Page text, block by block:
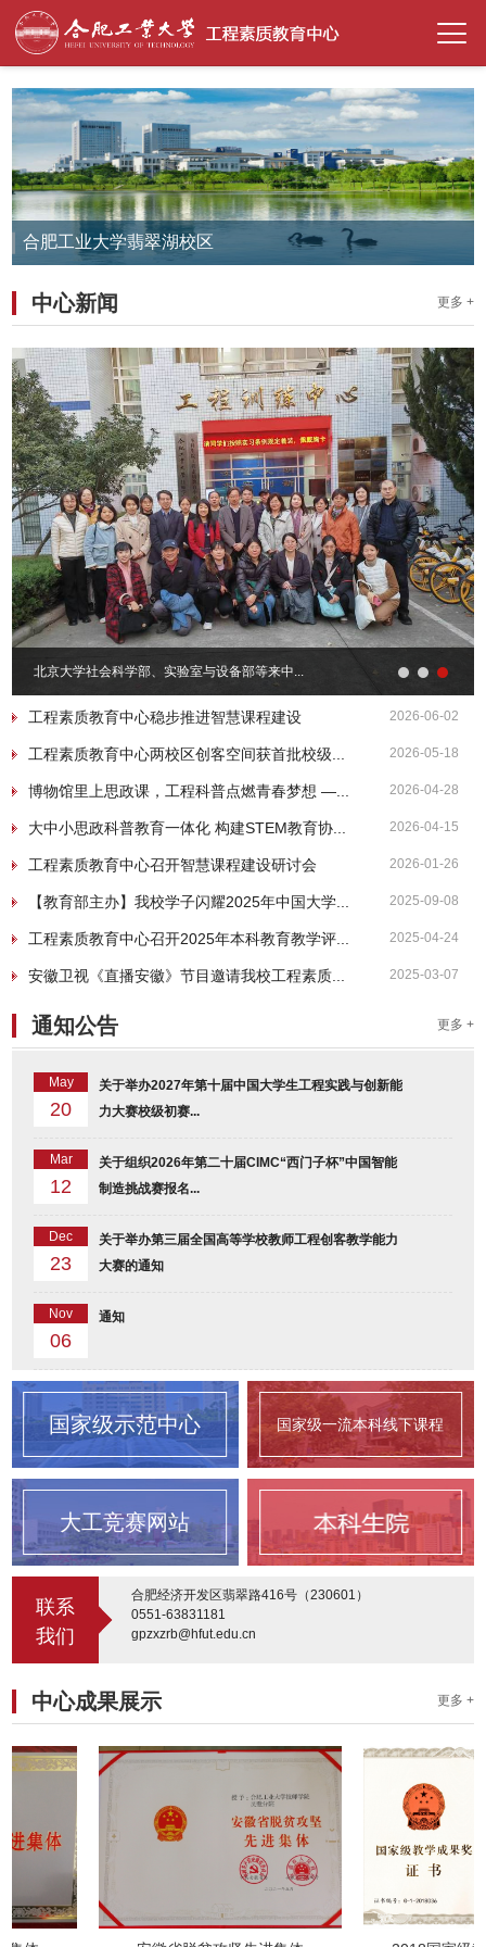
合肥工业大学翡翠湖校区
中心新闻 更多 +
北京大学社会科学部、实验室与设备部等来中...
工程素质教育中心稳步推进智慧课程建设 2026-06-02
工程素质教育中心两校区创客空间获首批校级... 2026-05-18
博物馆里上思政课，工程科普点燃青春梦想 —... 2026-04-28
大中小思政科普教育一体化 构建STEM教育协... 2026-04-15
工程素质教育中心召开智慧课程建设研讨会 2026-01-26
【教育部主办】我校学子闪耀2025年中国大学... 2025-09-08
工程素质教育中心召开2025年本科教育教学评... 2025-04-24
安徽卫视《直播安徽》节目邀请我校工程素质... 2025-03-07
通知公告 更多 +
May
20
关于举办2027年第十届中国大学生工程实践与创新能
力大赛校级初赛...
Mar
12
关于组织2026年第二十届CIMC“西门子杯”中国智能
制造挑战赛报名...
Dec
23
关于举办第三届全国高等学校教师工程创客教学能力
大赛的通知
Nov
06
通知
国家级示范中心 国家级一流本科线下课程
大工竞赛网站
联系
我们
合肥经济开发区翡翠路416号（230601）
0551-63831181
gpzxzrb@hfut.edu.cn
中心成果展示 更多 +